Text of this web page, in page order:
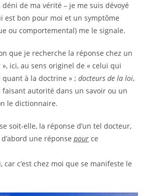
déni de ma vérité – je me suis dévoyé
est bon pour moi et un symptôme
ou comportemental) me le signale.
que je recherche la réponse chez un
», ici, au sens originel de « celui qui
quant à la doctrine » ;docteurs de la loi,
autorité dans un savoir ou un
le dictionnaire.
soit-elle, la réponse d’un tel docteur,
une réponsepour ce
car c’est chez moi que se manifeste le